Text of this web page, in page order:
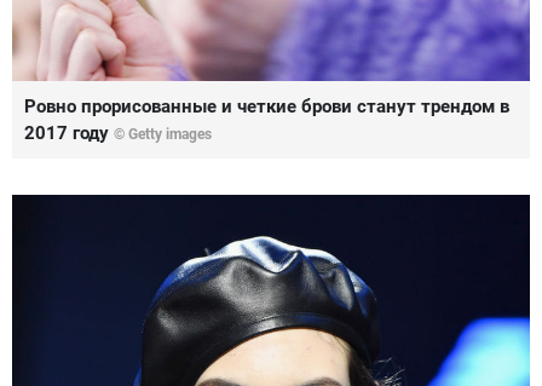
Ровно прорисованные и четкие брови станут трендом в
2017 году © Getty images